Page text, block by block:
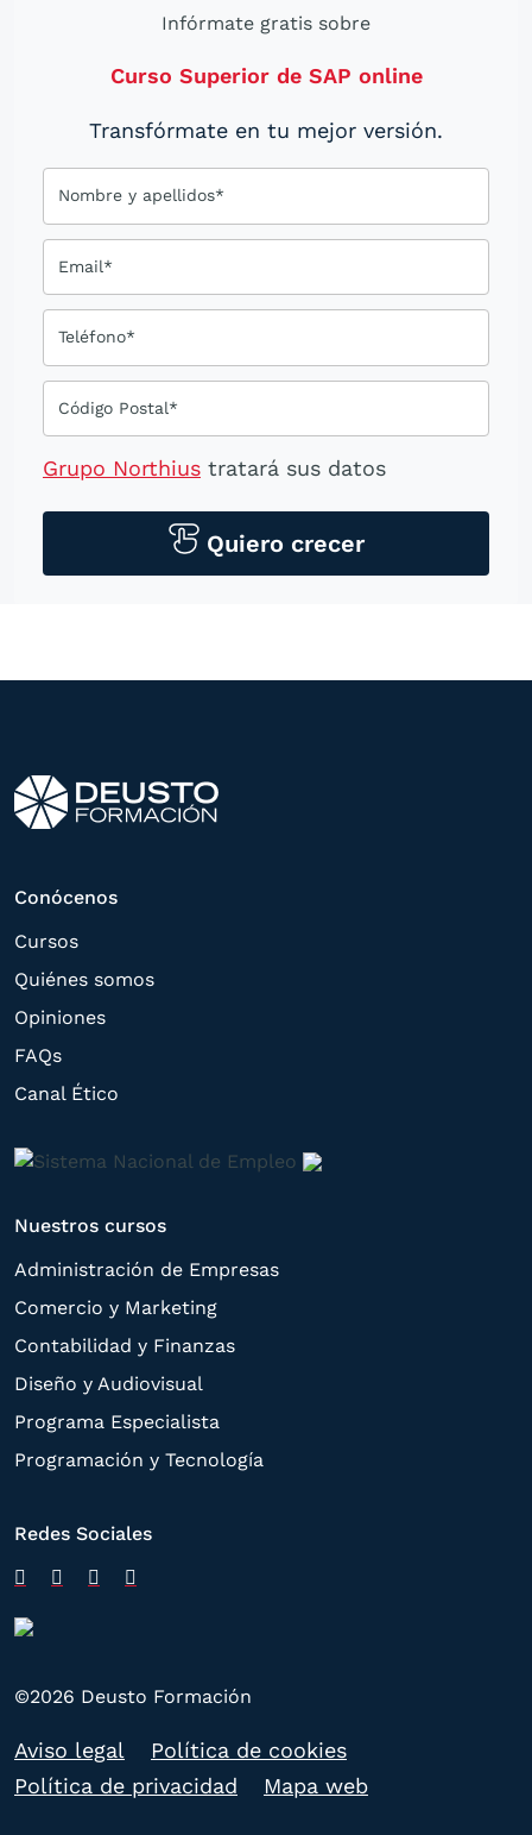
Infórmate gratis sobre
Curso Superior de SAP online
Transfórmate en tu mejor versión.
Nombre y apellidos*
Email*
Teléfono*
Código Postal*
Grupo Northius tratará sus datos
tecnológicos, incluso aplicaciones de
mensajería instantánea, con el fin de
otros directamente relacionados con el
correspondiente. Compartiremos su
solicitud con las empresas que conforman
estas puedan hacerle llegar la mejor
oferta de productos y servicios de acuerdo
a su petición. Quedan reconocidos los
derechos de acceso,
Quiero crecer
Conócenos
Cursos
Quiénes somos
Opiniones
FAQs
Canal Ético
Nuestros cursos
Administración de Empresas
Comercio y Marketing
Contabilidad y Finanzas
Diseño y Audiovisual
Programa Especialista
Programación y Tecnología
Redes Sociales
©2026 Deusto Formación
Aviso legal
Política de cookies
Política de privacidad
Mapa web